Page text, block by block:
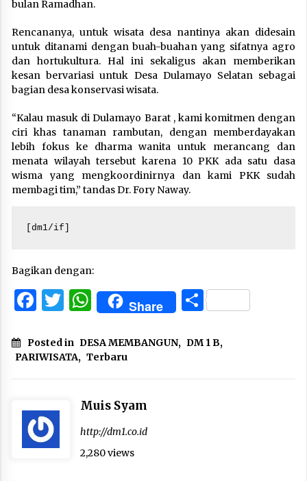
bulan Ramadhan.
Rencananya, untuk wisata desa nantinya akan didesain
untuk ditanami dengan buah-buahan yang sifatnya agro
dan hortukultura. Hal ini sekaligus akan memberikan
kesan bervariasi untuk Desa Dulamayo Selatan sebagai
bagian desa konservasi wisata.
“Kalau masuk di Dulamayo Barat , kami komitmen dengan
ciri khas tanaman rambutan, dengan memberdayakan
lebih fokus ke dharma wanita untuk merancang dan
menata wilayah tersebut karena 10 PKK ada satu dasa
wisma yang mengkoordinirnya dan kami PKK sudah
membagi tim,” tandas Dr. Fory Naway.
[dm1/if]
Bagikan dengan:
Facebook
Twitter
WhatsApp
Share Share
Posted in DESA MEMBANGUN, DM 1 B,
PARIWISATA, Terbaru
Muis Syam
http://dm1.co.id
2,280 views